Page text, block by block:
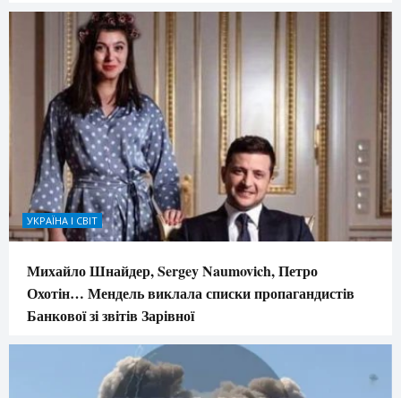
УКРАЇНА І СВІТ
Михайло Шнайдер, Sergey Naumovich, Петро
Охотін… Мендель виклала списки пропагандистів
Банкової зі звітів Зарівної